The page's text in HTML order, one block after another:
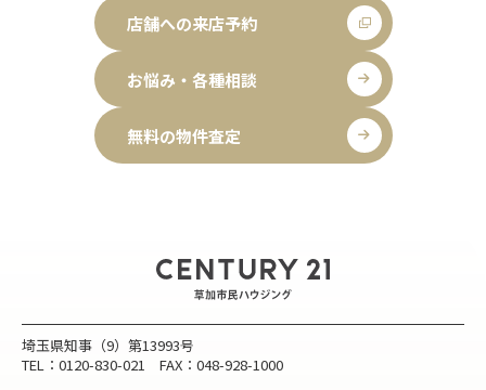
店舗への来店予約
お悩み・各種相談
無料の物件査定
埼玉県知事（9）第13993号
TEL：0120-830-021 FAX：048-928-1000